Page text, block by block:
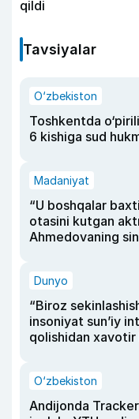
qildi
Tavsiyalar
O‘zbekiston
Toshkentda
6 kishiga sud
Madaniyat
“U boshqalar
otasini kutgan
Ahmedovaning
Dunyo
“Biroz
insoniyat sun’iy
qolishidan
O‘zbekiston
Andijonda